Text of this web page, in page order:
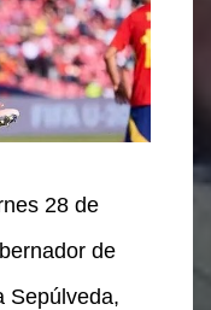
28 de
de
Sepúlveda,